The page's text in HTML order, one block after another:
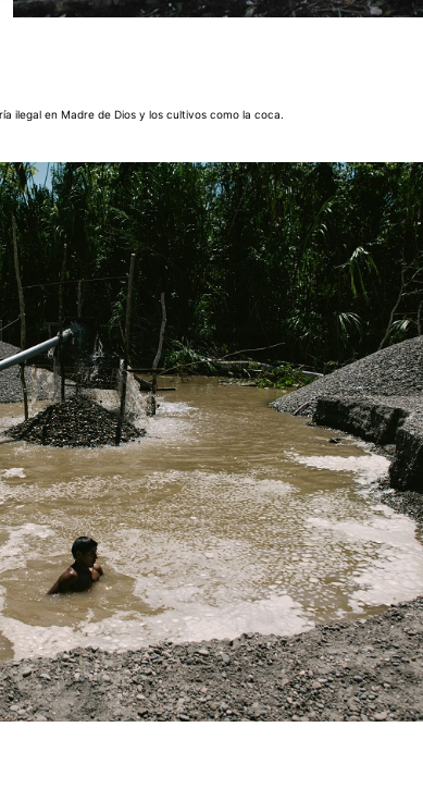
ilegal en Madre de Dios y los cultivos como la coca.